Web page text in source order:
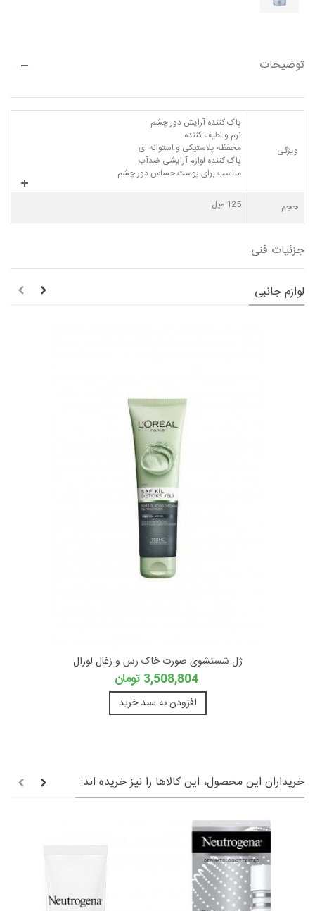
توضیحات
ویژگی
پاک کننده آرایش دور چشم
نرم و لطیف کننده
محفظه پلاستیکی و استوانه ای
پاک کننده لوازم آرایشی ضدآب
مناسب برای پوست حساس دور چشم
حجم 125 میل
جزئیات فنی
لوازم جانبی
ژل شستشوی صورت خاک رس و زغال لورال
3,508,804 تومان
افزودن به سبد خرید
خریداران این محصول، این کالاها را نیز خریده اند: